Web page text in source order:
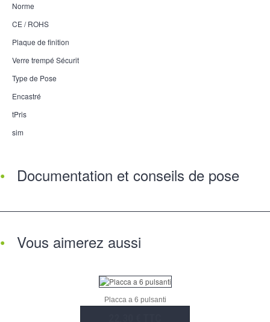
Norme
CE / ROHS
Plaque de finition
Verre trempé Sécurit
Type de Pose
Encastré
tPris
sim
Documentation et conseils de pose
Vous aimerez aussi
Placca a 6 pulsanti